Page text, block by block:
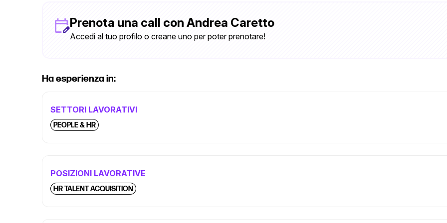
Prenota una call con Andrea Caretto
Accedi al tuo profilo o creane uno per poter prenotare!
Ha esperienza in:
SETTORI LAVORATIVI
PEOPLE & HR
POSIZIONI LAVORATIVE
HR TALENT ACQUISITION